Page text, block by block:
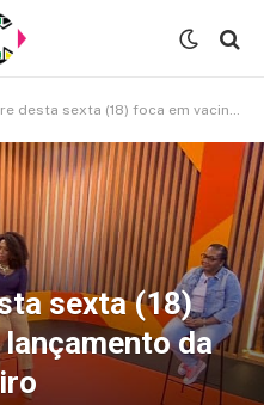
(18) foca em vacina e lançamento da Casa Sueli Carneiro
sexta (18)
da